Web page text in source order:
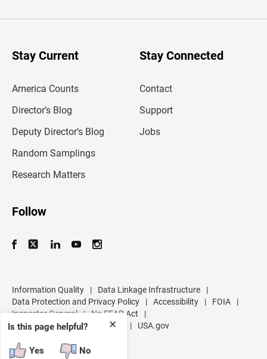
✕
Is this page helpful?
Yes No
r
Stay Current
America Counts
Director’s Blog
Deputy Director’s Blog
Random Samplings
Research Matters
Stay Connected
Contact
Support
Jobs
Follow
Information Quality | Data Linkage Infrastructure
|
Data Protection and Privacy Policy
| Accessibility | FOIA
|
Inspector General
| No FEAR Act
|
U.S. Department of Commerce
| USA.gov